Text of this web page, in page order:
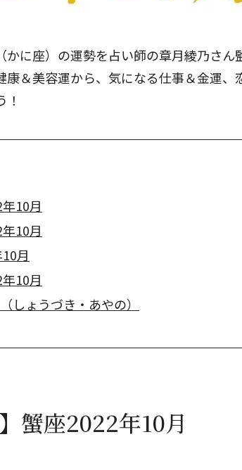
に座）の運勢を占い師の章月綾乃さん
康＆美容運から、気になる仕事＆金運、
10月
10月
月
10月
しょうづき・あやの）
蟹座2022年10月